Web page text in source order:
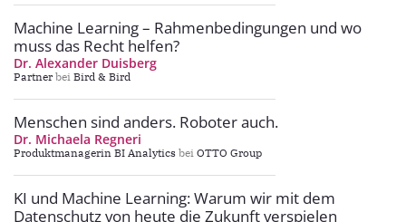
Machine Learning – Rahmenbedingungen und wo
muss das Recht helfen?
Dr. Alexander Duisberg
Partner bei Bird & Bird
Menschen sind anders. Roboter auch.
Dr. Michaela Regneri
Produktmanagerin BI Analytics bei OTTO Group
KI und Machine Learning: Warum wir mit dem
Datenschutz von heute die Zukunft verspielen